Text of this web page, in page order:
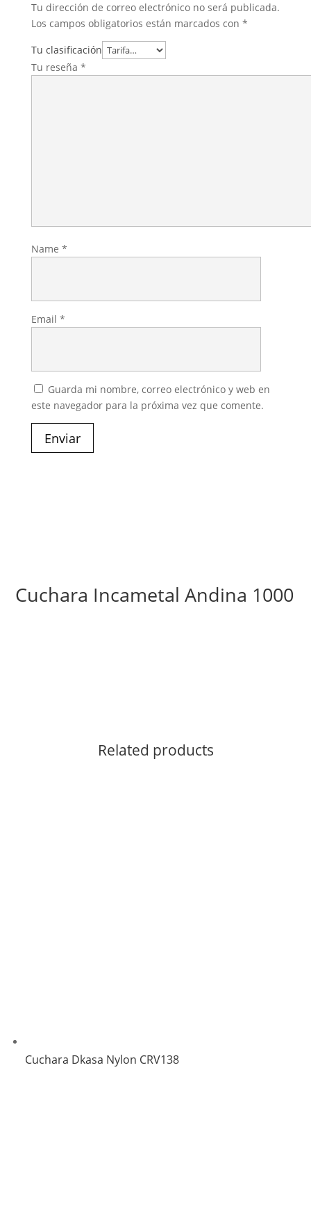
Tu dirección de correo electrónico no será publicada.
Los campos obligatorios están marcados con *
Tu clasificación
Tu reseña *
Name *
Email *
Guarda mi nombre, correo electrónico y web en
este navegador para la próxima vez que comente.
Enviar
Cuchara Incametal Andina 1000
Related products
Cuchara Dkasa Nylon CRV138